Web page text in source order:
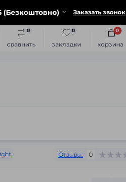
(Безкоштовно) Заказать звонок
сравнить
0
закладки
0
корзина
0
Отзывы: 0